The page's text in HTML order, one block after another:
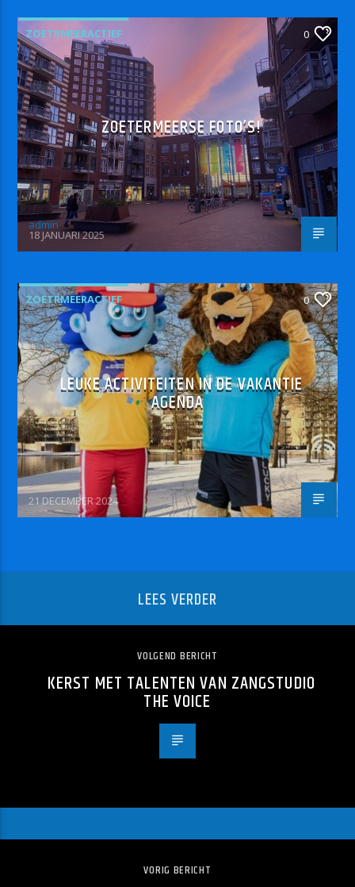
ZOETRMEERACTIEF 0
ZOETERMEERSE FOTO’S!
admin
18 JANUARI 2025
ZOETRMEERACTIEF 0
LEUKE ACTIVITEITEN IN DE VAKANTIE
AGENDA
21 DECEMBER 2024
LEES VERDER
VOLGEND BERICHT
KERST MET TALENTEN VAN ZANGSTUDIO
THE VOICE
VORIG BERICHT